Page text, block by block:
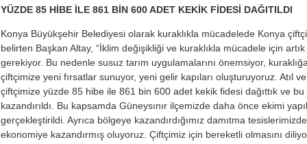
YÜZDE 85 HİBE İLE 861 BİN 600 ADET KEKİK FİDESİ DAĞITILDI
Konya Büyükşehir Belediyesi olarak kuraklıkla mücadelede Konya
belirten Başkan Altay, “İklim değişikliği ve kuraklıkla mücadele için
gerekiyor. Bu nedenle susuz tarım uygulamalarını önemsiyor,
çiftçimize yeni fırsatlar sunuyor, yeni gelir kapıları oluşturuyoruz. Atıl
çiftçimize yüzde 85 hibe ile 861 bin 600 adet kekik fidesi dağıttık ve
kazandırıldı. Bu kapsamda Güneysınır ilçemizde daha önce ekimi
gerçekleştirildi. Ayrıca bölgeye kazandırdığımız damıtma
ekonomiye kazandırmış oluyoruz. Çiftçimiz için bereketli olmasını